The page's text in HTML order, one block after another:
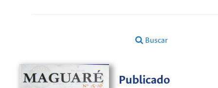
Buscar
Publicado